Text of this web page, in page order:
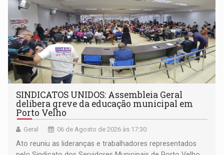
SINDICATOS UNIDOS: Assembleia Geral
delibera greve da educação municipal em
Porto Velho
Geral 06 de Agosto de 2026 às 17:30
Ato reuniu as lideranças e trabalhadores representados